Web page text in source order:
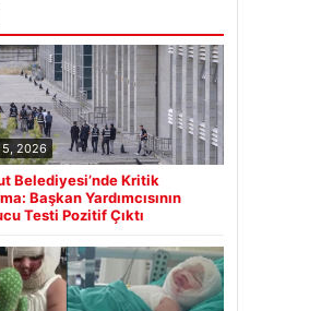
2026
Belediyesi’nde Kritik
Başkan Yardımcısının
Testi Pozitif Çıktı